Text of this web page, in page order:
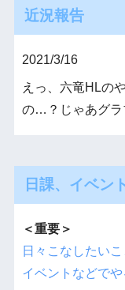
近況報告
2021/3/16
えっ、六竜HLの
の…？じゃあグ
日課、イベン
＜重要＞
日々こなしたいこ
イベントなどでや